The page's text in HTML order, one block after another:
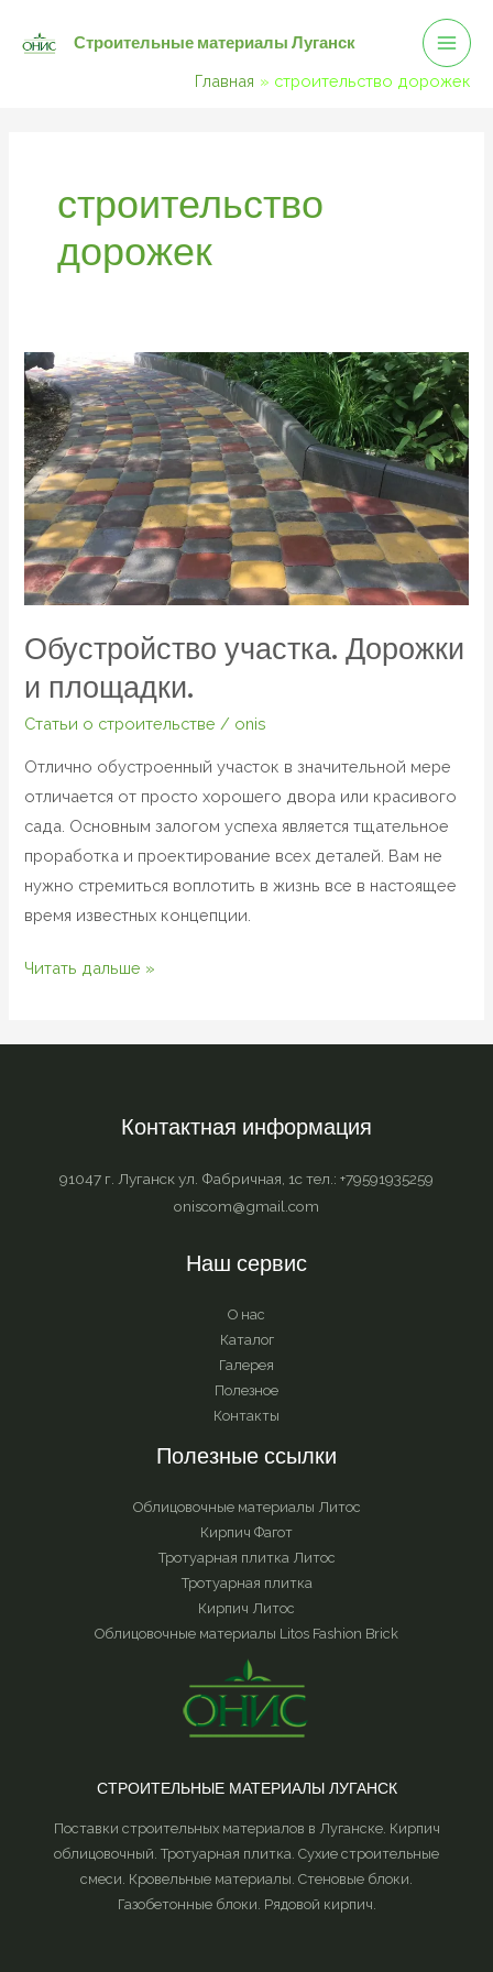
Строительные материалы Луганск
Главная строительство дорожек
строительство
дорожек
Обустройство участка. Дорожки
и площадки.
Статьи о строительстве / onis
Отлично обустроенный участок в значительной мере
отличается от просто хорошего двора или красивого
сада. Основным залогом успеха является тщательное
проработка и проектирование всех деталей. Вам не
нужно стремиться воплотить в жизнь все в настоящее
время известных концепции.
Обустройство
участка.
Дорожки
и
площадки.
Читать дальше »
Контактная информация
91047 г. Луганск ул. Фабричная, 1с тел.: +79591935259
oniscom@gmail.com
Наш сервис
О нас
Каталог
Галерея
Полезное
Контакты
Полезные ссылки
Облицовочные материалы Литос
Кирпич Фагот
Тротуарная плитка Литос
Тротуарная плитка
Кирпич Литос
Облицовочные материалы Litos Fashion Brick
СТРОИТЕЛЬНЫЕ МАТЕРИАЛЫ ЛУГАНСК
Поставки строительных материалов в Луганске. Кирпич
облицовочный. Тротуарная плитка. Сухие строительные
смеси. Кровельные материалы. Стеновые блоки.
Газобетонные блоки. Рядовой кирпич.